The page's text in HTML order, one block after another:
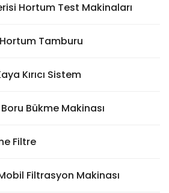
Hortum Test Makinaları
Tamburu
Kırıcı Sistem
Bükme Makinası
Filtre
Filtrasyon Makinası